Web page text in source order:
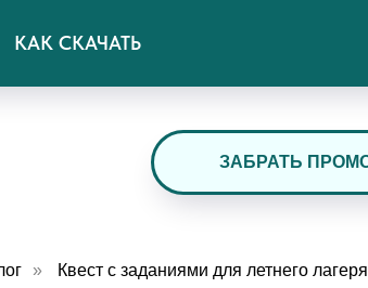
КАК СКАЧАТЬ
ЗАБРАТЬ
» Квест с заданиями для летнего лагеря